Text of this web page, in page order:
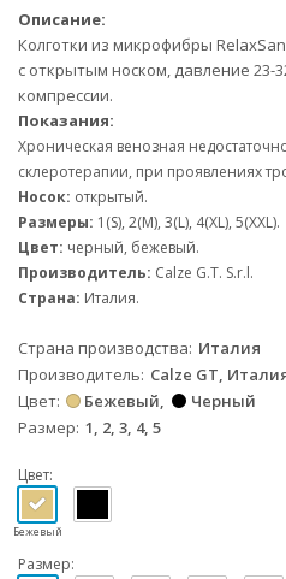
Описание:
Колготки из микрофибры
с открытым носком, давление 23-
компрессии.
Показания:
Хроническая венозная
склеротерапии, при проявлениях
Носок: открытый.
Размеры: 1(S), 2(M), 3(L), 4(XL), 5(XXL).
Цвет: черный, бежевый.
Производитель: Calze G.T. S.r.l.
Страна: Италия.
Страна производства Италия
Производитель Calze GT,
Цвет
Бежевый
Черный
Размер 1, 2, 3, 4, 5
Цвет:
Бежевый
Размер: